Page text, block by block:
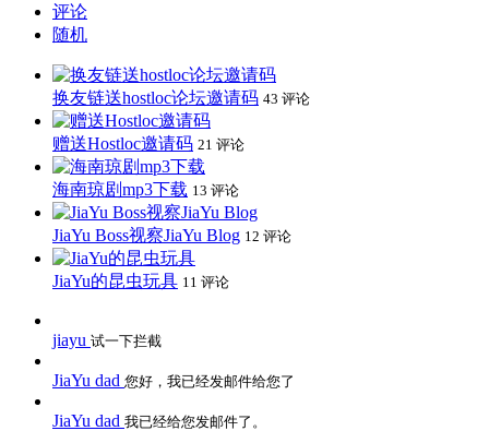
评论
随机
换友链送hostloc论坛邀请码 43 评论
赠送Hostloc邀请码 21 评论
海南琼剧mp3下载 13 评论
JiaYu Boss视察JiaYu Blog 12 评论
JiaYu的昆虫玩具 11 评论
jiayu 试一下拦截
JiaYu dad 您好，我已经发邮件给您了
JiaYu dad 我已经给您发邮件了。